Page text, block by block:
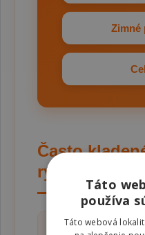
Zimné
Často
rýchlostnom
Čo je
Táto
používa
Táto webová